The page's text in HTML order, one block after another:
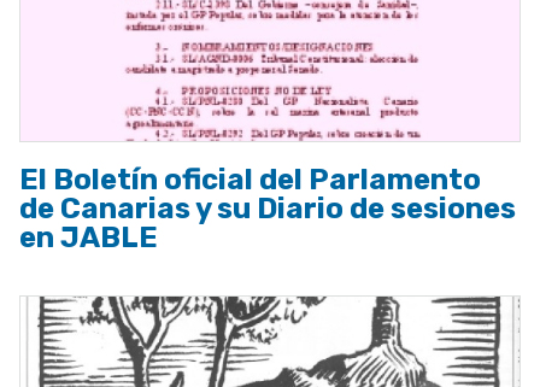
El Boletín oficial del Parlamento
de Canarias y su Diario de sesiones
en JABLE